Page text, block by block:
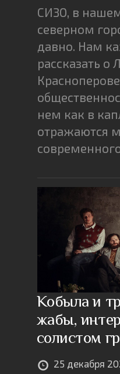
СИЗО, в
северном
давно. Нам
рассказать о
нем как в
отражаются
Кобыла и
жабы,
солистом
25 декабря